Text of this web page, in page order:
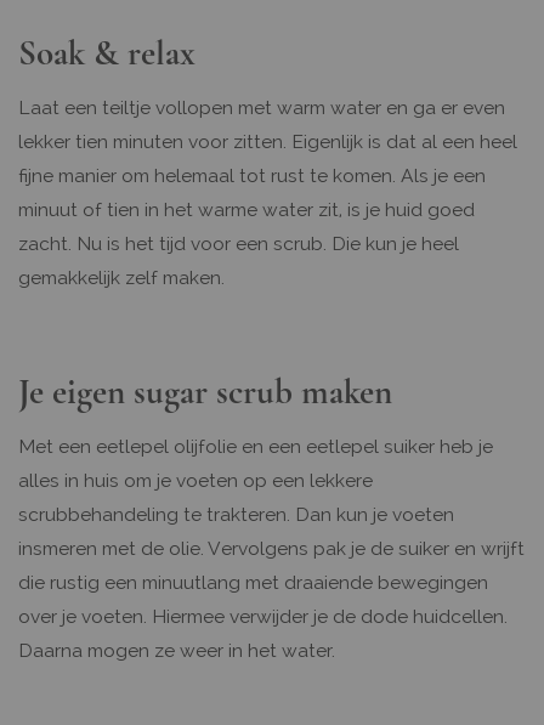
Soak & relax
Laat een teiltje vollopen met warm water en ga er even
lekker tien minuten voor zitten. Eigenlijk is dat al een heel
fijne manier om helemaal tot rust te komen. Als je een
minuut of tien in het warme water zit, is je huid goed
zacht. Nu is het tijd voor een scrub. Die kun je heel
gemakkelijk zelf maken.
Je eigen sugar scrub maken
Met een eetlepel olijfolie en een eetlepel suiker heb je
alles in huis om je voeten op een lekkere
scrubbehandeling te trakteren. Dan kun je voeten
insmeren met de olie. Vervolgens pak je de suiker en wrijft
die rustig een minuutlang met draaiende bewegingen
over je voeten. Hiermee verwijder je de dode huidcellen.
Daarna mogen ze weer in het water.